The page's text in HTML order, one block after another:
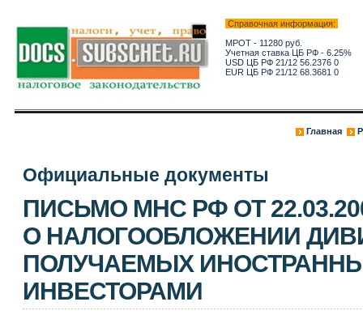
Справочная информация:
МРОТ - 11280 руб.
Учетная ставка ЦБ РФ - 6.25%
USD ЦБ РФ 21/12 56.2376 0
EUR ЦБ РФ 21/12 68.3681 0
Главная
Официальные документы
ПИСЬМО МНС РФ ОТ
О НАЛОГООБЛОЖЕНИИ
ПОЛУЧАЕМЫХ
ИНВЕСТОРАМИ